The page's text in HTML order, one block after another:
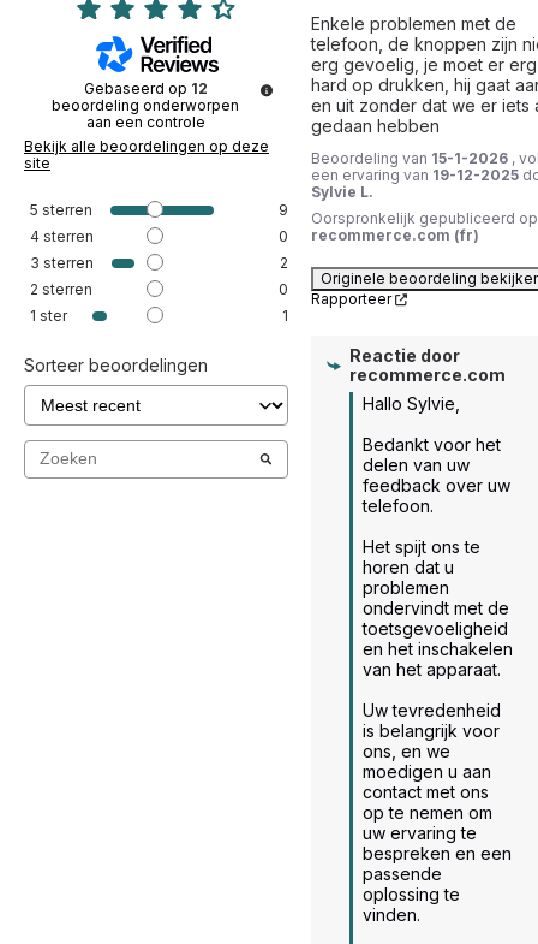
Gebaseerd op 12
beoordeling onderworpen
aan een controle
Bekijk alle beoordelingen op deze
site
5 sterren
9
4 sterren
0
3 sterren
2
2 sterren
0
1 ster 1
Sorteer beoordelingen
Enkele problemen met de
telefoon, de knoppen zijn
erg gevoelig, je moet er erg
hard op drukken, hij gaat
en uit zonder dat we er iets
gedaan hebben
Beoordeling van 15-1-2026 ,
een ervaring van 19-12-2025
Sylvie L.
Oorspronkelijk gepubliceerd op
recommerce.com (fr)
Originele beoordeling
Rapporteer
Reactie door
recommerce.com
Hallo Sylvie,
Bedankt voor het
delen van uw
feedback over uw
telefoon.
Het spijt ons te
horen dat u
problemen
ondervindt met de
toetsgevoeligheid
en het inschakelen
van het apparaat.
Uw tevredenheid
is belangrijk voor
ons, en we
moedigen u aan
contact met ons
op te nemen om
uw ervaring te
bespreken en een
passende
oplossing te
vinden.